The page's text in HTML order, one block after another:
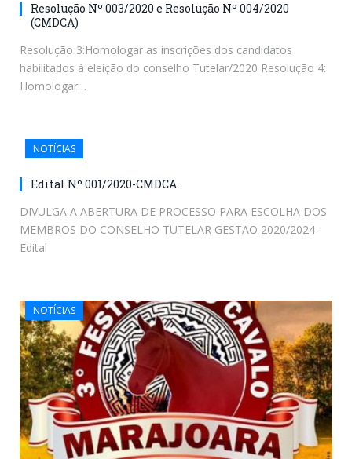
Resolução Nº 003/2020 e Resolução Nº 004/2020
(CMDCA)
Resolução 3:Homologar as inscrições dos candidatos
habilitados à eleição do conselho Tutelar/2020 Resolução 4:
Homologar…
NOTÍCIAS
Edital Nº 001/2020-CMDCA
DIVULGA A ABERTURA DE PROCESSO PARA ESCOLHA DOS
MEMBROS DO CONSELHO TUTELAR GESTÃO 2020/2024
Edital
NOTÍCIAS